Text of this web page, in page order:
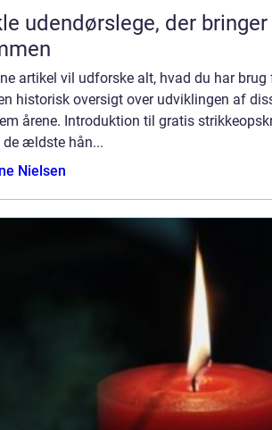
udendørslege, der
artikel vil udforske alt, hvad du har
historisk oversigt over udviklingen af
årene. Introduktion til gratis
de ældste hån...
Nielsen